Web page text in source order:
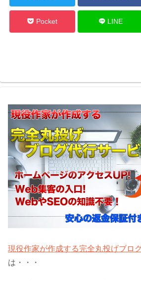
Pocket LINE
現役作家が作成する完全丸投げブロ
は・・・